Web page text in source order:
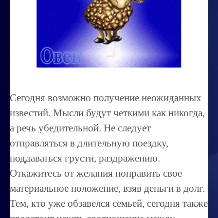
Миссиональность
Королевский гороскоп
Найти идеального партнера
Корректировка характера
Совместимость
ОБУЧЕНИЕ
Занятия по расшифровке снов
Магия денег
Позитивное мышление
Сегодня возможно получение неожиданных
известий. Мысли будут четкими как никогда,
а речь убедительной. Не следует
отправляться в длительную поездку,
поддаваться грусти, раздражению.
Откажитесь от желания поправить свое
материальное положение, взяв деньги в долг.
Тем, кто уже обзавелся семьей, сегодня также